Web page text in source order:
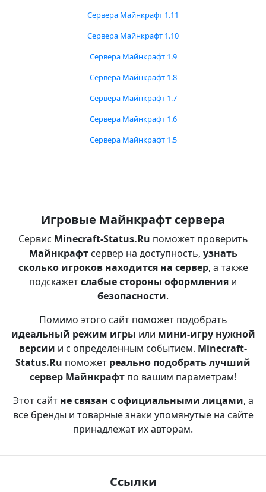
Сервера Майнкрафт 1.11
Сервера Майнкрафт 1.10
Сервера Майнкрафт 1.9
Сервера Майнкрафт 1.8
Сервера Майнкрафт 1.7
Сервера Майнкрафт 1.6
Сервера Майнкрафт 1.5
Игровые Майнкрафт сервера
Сервис Minecraft-Status.Ru поможет проверить
Майнкрафтсервер на доступность, узнать
сколько игроков находится на сервер, а также
подскажетслабые стороны оформления и
безопасности.
Помимо этого сайт поможет подобрать
идеальный режим игры или мини-игру нужной
версии и с определенным событием. Minecraft-
Status.Ru поможет реально подобрать лучший
сервер Майнкрафт по вашим параметрам!
Этот сайт не связан с официальными лицами, а
все бренды и товарные знаки упомянутые на сайте
принадлежат их авторам.
Ссылки